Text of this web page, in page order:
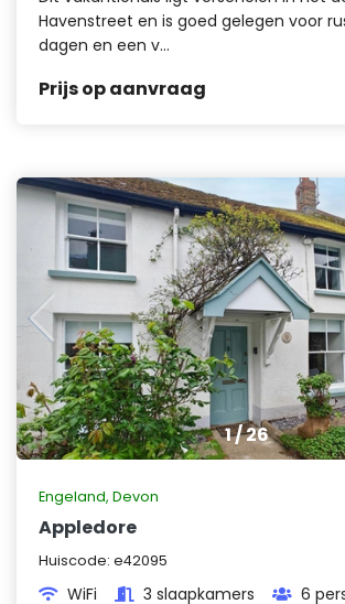
Havenstreet en is goed gelegen voor
dagen en een v...
Prijs op aanvraag
1/26
Engeland, Devon
Appledore
Huiscode: e42095
WiFi 3 slaapkamers 6